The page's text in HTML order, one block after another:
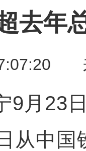
去年
23日
从中国